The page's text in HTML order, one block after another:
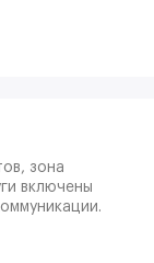
зона
включены